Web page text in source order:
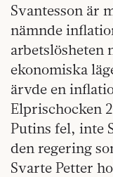
Svantesson är
nämnde
arbetslösheten
ekonomiska
ärvde en
Elprischocken
Putins fel, inte
den regering
Svarte Petter